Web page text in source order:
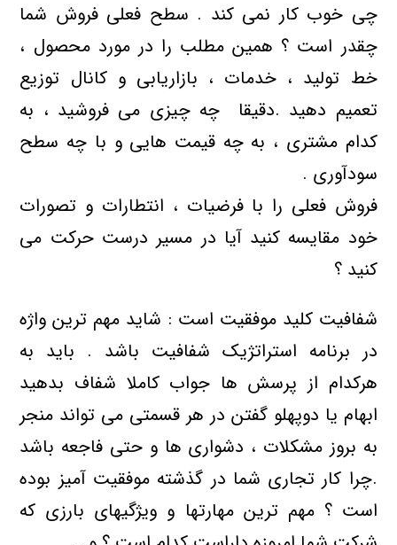
چی خوب کار نمی کند . سطح فعلی فروش شما
چقدر است ؟ همین مطلب را در مورد محصول ،
خط تولید ، خدمات ، بازاریابی و کانال توزیع
تعمیم دهید .دقیقا چه چیزی می فروشید ، به
کدام مشتری ، به چه قیمت هایی و با چه سطح
سودآوری .
فروش فعلی را با فرضیات ، انتطارات و تصورات
خود مقایسه کنید آیا در مسیر درست حرکت می
کنید ؟
شفافیت کلید موفقیت است : شاید مهم ترین واژه
در برنامه استراتژیک شفافیت باشد . باید به
هرکدام از پرسش ها جواب کاملا شفاف بدهید
ابهام یا دوپهلو گفتن در هر قسمتی می تواند منجر
به بروز مشکلات ، دشواری ها و حتی فاجعه باشد
.چرا کار تجاری شما در گذشته موفقیت آمیز بوده
است ؟ مهم ترین مهارتها و ویژگیهای بارزی که